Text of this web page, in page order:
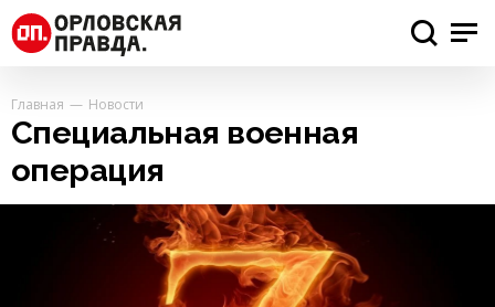
Главная Новости
Специальная военная
операция